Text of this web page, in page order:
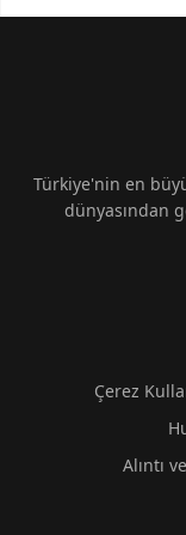
Türkiye'nin en
dünyasından
Çerez
Alıntı